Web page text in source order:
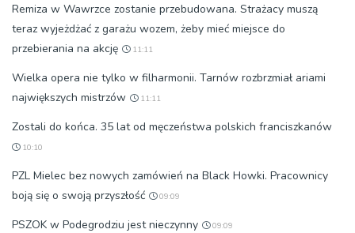
Remiza w Wawrzce zostanie przebudowana. Strażacy muszą
teraz wyjeżdżać z garażu wozem, żeby mieć miejsce do
przebierania na akcję
11:11
Wielka opera nie tylko w filharmonii. Tarnów rozbrzmiał ariami
największych mistrzów
11:11
Zostali do końca. 35 lat od męczeństwa polskich franciszkanów
10:10
PZL Mielec bez nowych zamówień na Black Howki. Pracownicy
boją się o swoją przyszłość
09:09
PSZOK w Podegrodziu jest nieczynny 09:09